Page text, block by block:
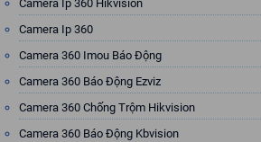
Camera Ip 360 Hikvision
Camera Ip 360
Camera 360 Imou Báo Động
Camera 360 Báo Động Ezviz
Camera 360 Chống Trộm Hikvision
Camera 360 Báo Động Kbvision